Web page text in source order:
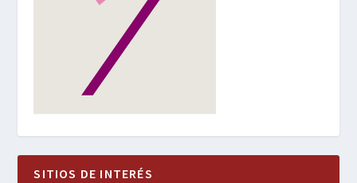
SITIOS DE INTERÉS